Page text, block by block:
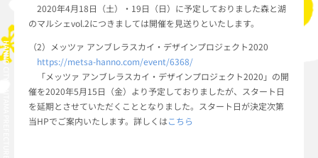
HANNO CITY, SAITAMA PREFECTURE, JAPAN
2020年4月18日（土）・19日（日）に予定しておりました森と湖
のマルシェvol.2につきましては開催を見送りといたします。
（2）メッツァ アンブレラスカイ・デザインプロジェクト2020
https://metsa-hanno.com/event/6368/
「メッツァ アンブレラスカイ・デザインプロジェクト2020」の開
催を2020年5月15日（金）より予定しておりましたが、スタート日
を延期とさせていただくこととなりました。スタート日が決定次第
当HPでご案内いたします。詳しくはこちら